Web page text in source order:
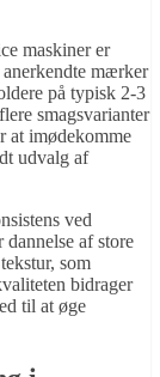
maskiner er
mærker
på typisk 2-3
smagsvarianter
at imødekomme
udvalg af
ved
af store
som
bidrager
til at øge